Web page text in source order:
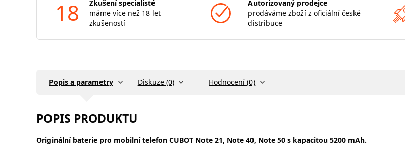
18
Zkušení specialisté
máme více než 18 let
zkušeností
Autorizovaný prodejce
prodáváme zboží z oficiální české
distribuce
Popis a parametry Diskuze (0) Hodnocení (0)
POPIS PRODUKTU
Originální baterie pro mobilní telefon CUBOT Note 21, Note 40, Note 50 s kapacitou 5200 mAh.